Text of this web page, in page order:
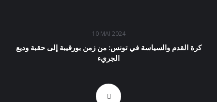
10 MAI 2024
كرة القدم والسياسة في تونس: من زمن بورقيبة إلى حقبة وديع
الجريء